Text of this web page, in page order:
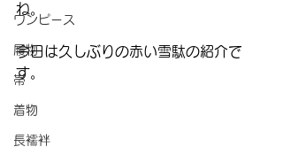
ワンピース
履物
帯
着物
長襦袢
ね。
今日は久しぶりの赤い雪駄の紹介で
す。